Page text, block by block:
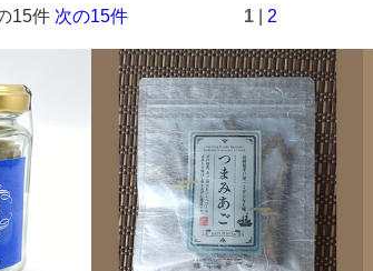
15件 次の15件 1 2